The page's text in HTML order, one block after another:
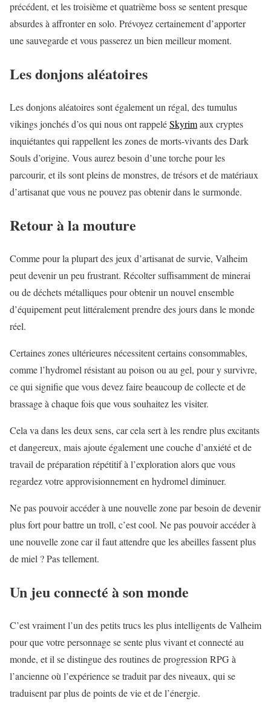
précédent, et les troisième et quatrième boss se sentent presque
absurdes à affronter en solo. Prévoyez certainement d’apporter
une sauvegarde et vous passerez un bien meilleur moment.
Les donjons aléatoires
Les donjons aléatoires sont également un régal, des tumulus
vikings jonchés d’os qui nous ont rappeléSkyrimaux cryptes
inquiétantes qui rappellent les zones de morts-vivants des Dark
Souls d’origine. Vous aurez besoin d’une torche pour les
parcourir, et ils sont pleins de monstres, de trésors et de matériaux
d’artisanat que vous ne pouvez pas obtenir dans le surmonde.
Retour à la mouture
Comme pour la plupart des jeux d’artisanat de survie, Valheim
peut devenir un peu frustrant. Récolter suffisamment de minerai
ou de déchets métalliques pour obtenir un nouvel ensemble
d’équipement peut littéralement prendre des jours dans le monde
réel.
Certaines zones ultérieures nécessitent certains consommables,
comme l’hydromel résistant au poison ou au gel, pour y survivre,
ce qui signifie que vous devez faire beaucoup de collecte et de
brassage à chaque fois que vous souhaitez les visiter.
Cela va dans les deux sens, car cela sert à les rendre plus excitants
et dangereux, mais ajoute également une couche d’anxiété et de
travail de préparation répétitif à l’exploration alors que vous
regardez votre approvisionnement en hydromel diminuer.
Ne pas pouvoir accéder à une nouvelle zone par besoin de devenir
plus fort pour battre un troll, c’est cool. Ne pas pouvoir accéder à
une nouvelle zone car il faut attendre que les abeilles fassent plus
de miel ? Pas tellement.
Un jeu connecté à son monde
C’est vraiment l’un des petits trucs les plus intelligents de Valheim
pour que votre personnage se sente plus vivant et connecté au
monde, et il se distingue des routines de progression RPG à
l’ancienne où l’expérience se traduit par des niveaux, qui se
traduisent par plus de points de vie et de l’énergie.